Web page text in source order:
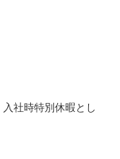
社時特別休暇とし